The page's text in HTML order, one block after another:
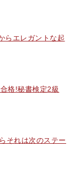
らエレガントな起
格!秘書検定2級
それは次のステー